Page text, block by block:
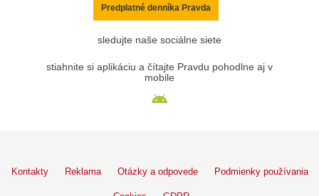
Predplatné denníka Pravda
sledujte naše sociálne siete
stiahnite si aplikáciu a čítajte Pravdu pohodlne aj v
mobile
Kontakty Reklama Otázky a odpovede Podmienky používania